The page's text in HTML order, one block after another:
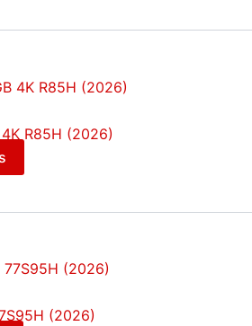
R85H (2026)
(2026)